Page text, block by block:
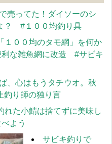
売ってた！ダイソーのシ
？ #１００均釣り具
「１００均のタモ網」を何か
利な雑魚網に改造 #サビキ
、心はもうタチウオ。秋
釣り師の独り言
れた小鯖は捨てずに美味し
べよう
サビキ釣りで